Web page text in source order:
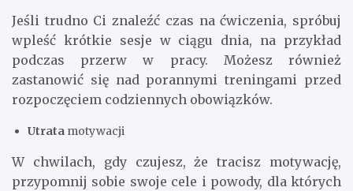
Jeśli trudno Ci znaleźć czas na ćwiczenia, spróbuj
wpleść krótkie sesje w ciągu dnia, na przykład
podczas przerw w pracy. Możesz również
zastanowić się nad porannymi treningami przed
rozpoczęciem codziennych obowiązków.
Utrata motywacji
W chwilach, gdy czujesz, że tracisz motywację,
przypomnij sobie swoje cele i powody, dla których